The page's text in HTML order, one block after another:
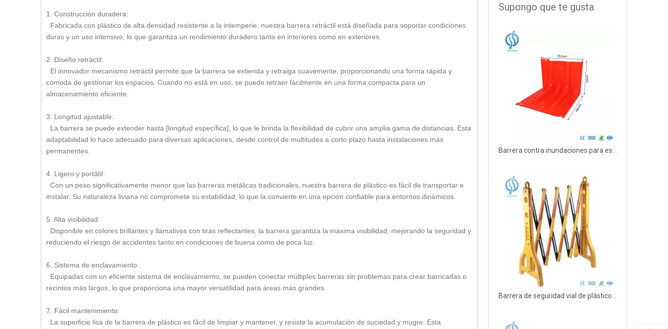
1. Construcción duradera:
Fabricada con plástico de alta densidad resistente a la intemperie, nuestra barrera retráctil está diseñada para soportar condiciones
duras y un uso intensivo, lo que garantiza un rendimiento duradero tanto en interiores como en exteriores.
2. Diseño retráctil:
El innovador mecanismo retráctil permite que la barrera se extienda y retraiga suavemente, proporcionando una forma rápida y
cómoda de gestionar los espacios. Cuando no está en uso, se puede retraer fácilmente en una forma compacta para un
almacenamiento eficiente.
3. Longitud ajustable:
La barrera se puede extender hasta [longitud específica], lo que le brinda la flexibilidad de cubrir una amplia gama de distancias. Esta
adaptabilidad lo hace adecuado para diversas aplicaciones, desde control de multitudes a corto plazo hasta instalaciones más
permanentes.
4. Ligero y portátil:
Con un peso significativamente menor que las barreras metálicas tradicionales, nuestra barrera de plástico es fácil de transportar e
instalar. Su naturaleza liviana no compromete su estabilidad, lo que la convierte en una opción confiable para entornos dinámicos.
5. Alta visibilidad:
Disponible en colores brillantes y llamativos con tiras reflectantes, la barrera garantiza la máxima visibilidad, mejorando la seguridad y
reduciendo el riesgo de accidentes tanto en condiciones de buena como de poca luz.
6. Sistema de enclavamiento:
Equipadas con un eficiente sistema de enclavamiento, se pueden conectar múltiples barreras sin problemas para crear barricadas o
recintos más largos, lo que proporciona una mayor versatilidad para áreas más grandes.
7. Fácil mantenimiento:
La superficie lisa de la barrera de plástico es fácil de limpiar y mantener, y resiste la acumulación de suciedad y mugre. Esta
Supongo que te gusta